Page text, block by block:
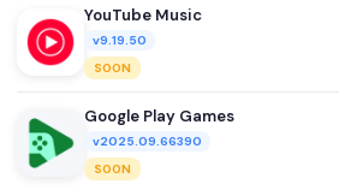
YouTube Music
v9.19.50
SOON
Google Play Games
v2025.09.66390
SOON